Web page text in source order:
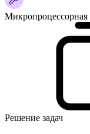
Микропроцессорная
Решение задач